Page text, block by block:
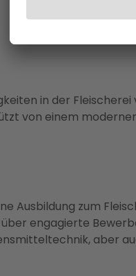
in der
von einem
Ausbildung zum
engagierte
aber